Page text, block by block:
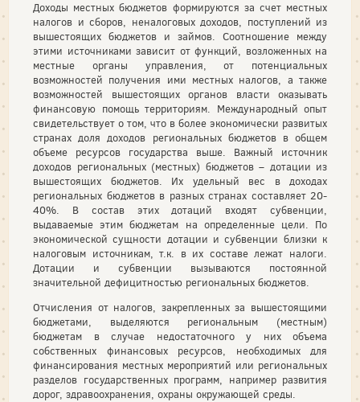
Доходы местных бюджетов формируются за счет местных
налогов и сборов, неналоговых доходов, поступлений из
вышестоящих бюджетов и займов. Соотношение между
этими источниками зависит от функций, возложенных на
местные органы управления, от потенциальных
возможностей получения ими местных налогов, а также
возможностей вышестоящих органов власти оказывать
финансовую помощь территориям. Международный опыт
свидетельствует о том, что в более экономически развитых
странах доля доходов региональных бюджетов в общем
объеме ресурсов государства выше. Важный источник
доходов региональных (местных) бюджетов – дотации из
вышестоящих бюджетов. Их удельный вес в доходах
региональных бюджетов в разных странах составляет 20-
40%. В состав этих дотаций входят субвенции,
выдаваемые этим бюджетам на определенные цели. По
экономической сущности дотации и субвенции близки к
налоговым источникам, т.к. в их составе лежат налоги.
Дотации и субвенции вызываются постоянной
значительной дефицитностью региональных бюджетов.
Отчисления от налогов, закрепленных за вышестоящими
бюджетами, выделяются региональным (местным)
бюджетам в случае недостаточного у них объема
собственных финансовых ресурсов, необходимых для
финансирования местных мероприятий или региональных
разделов государственных программ, например развития
дорог, здравоохранения, охраны окружающей среды.